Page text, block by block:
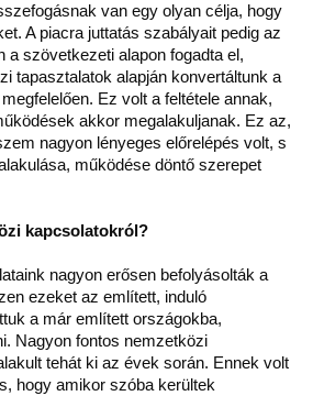
van egy olyan célja, hogy
A piacra juttatás szabályait pedig az
a szövetkezeti alapon fogadta el,
tapasztalatok alapján konvertáltunk a
Ez volt a feltétele annak,
akkor megalakuljanak. Ez az,
nagyon lényeges előrelépés volt, s
működése döntő szerepet
kapcsolatokról?
nagyon erősen befolyásolták a
ezeket az említett, induló
a már említett országokba,
Nagyon fontos nemzetközi
tehát ki az évek során. Ennek volt
hogy amikor szóba kerültek